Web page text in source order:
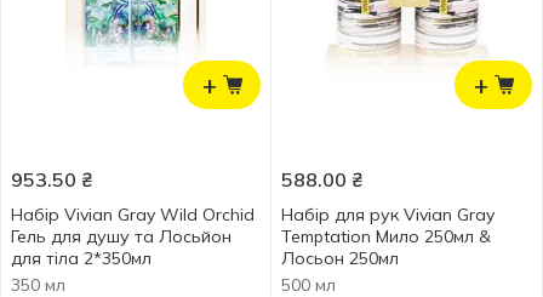
+
953.50 ₴
Набір Vivian Gray Wild Orchid
Гель для душу та Лосьйон
для тіла 2*350мл
350 мл
+
588.00 ₴
Набір для рук Vivian Gray
Temptation Мило 250мл &
Лосьон 250мл
500 мл